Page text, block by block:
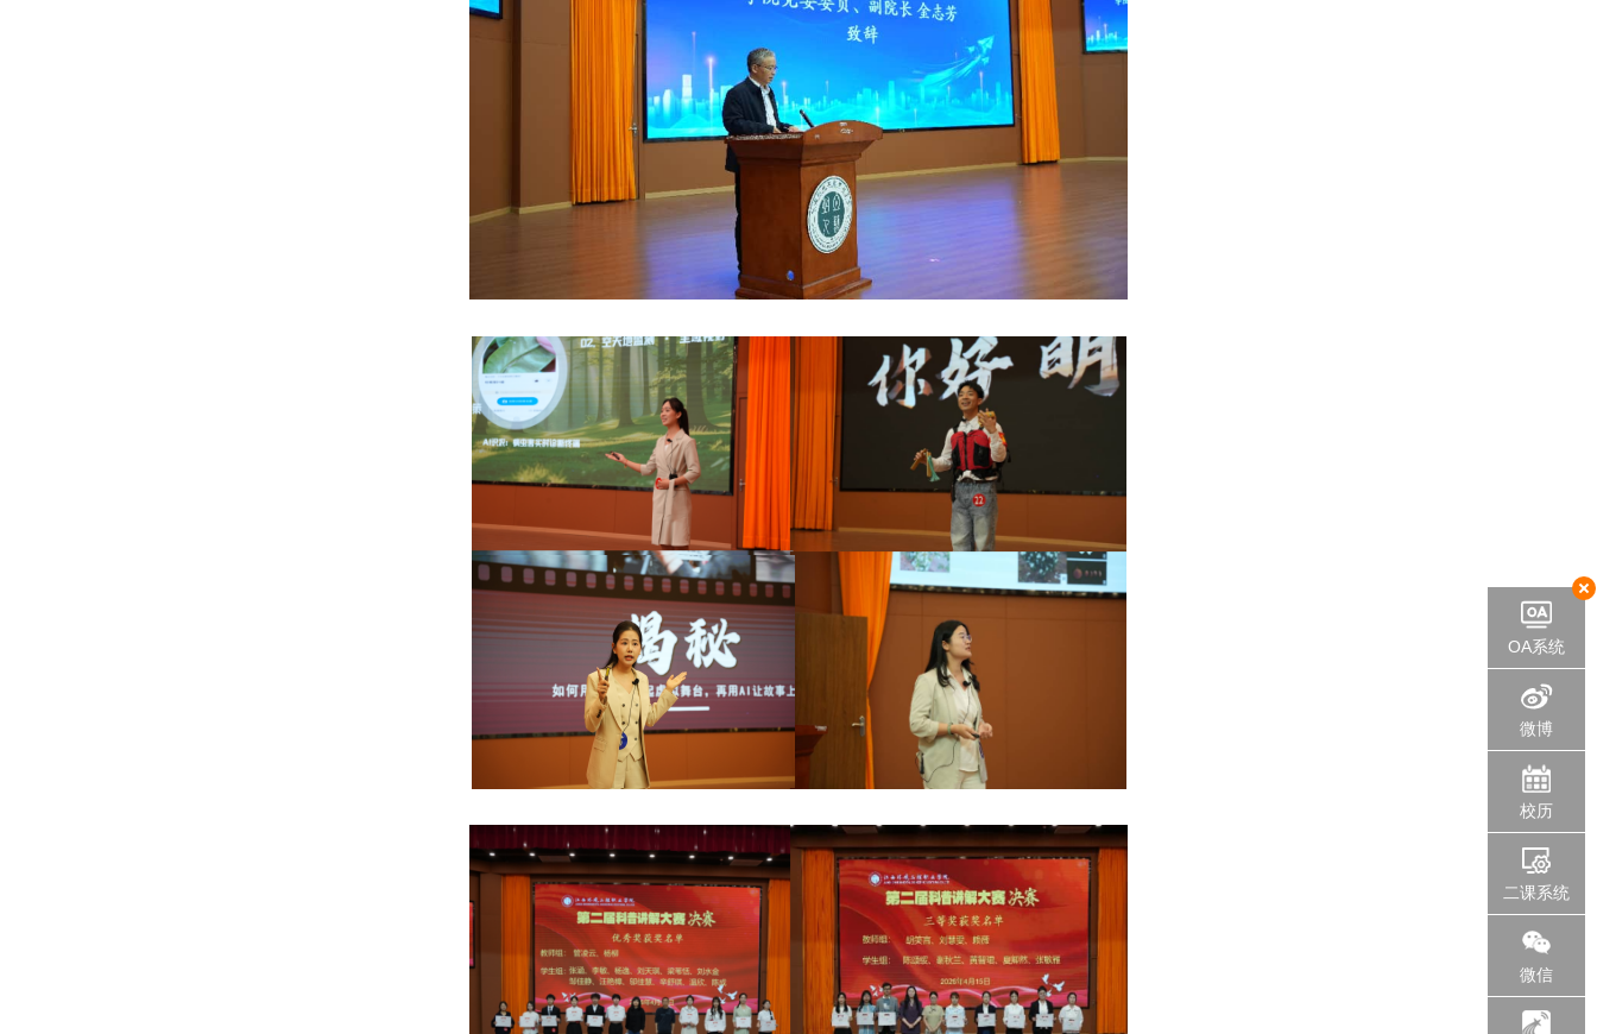
OA系统
微博
校历
二课系统
微信